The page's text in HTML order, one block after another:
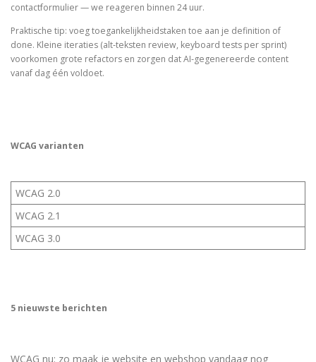
contactformulier — we reageren binnen 24 uur.
Praktische tip: voeg toegankelijkheidstaken toe aan je definition of
done. Kleine iteraties (alt‑teksten review, keyboard tests per sprint)
voorkomen grote refactors en zorgen dat AI‑gegenereerde content
vanaf dag één voldoet.
WCAG varianten
WCAG 2.0
WCAG 2.1
WCAG 3.0
5 nieuwste berichten
WCAG nu: zo maak je website en webshop vandaag nog